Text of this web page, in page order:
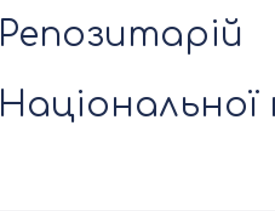
Репозитарій
Національної